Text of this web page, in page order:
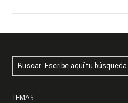
Buscar: Escribe aquí tu búsqueda
TEMAS